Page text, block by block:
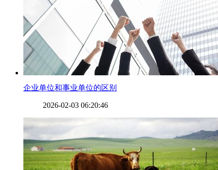
​企业单位和事业单位的区别
2026-02-03 06:20:46